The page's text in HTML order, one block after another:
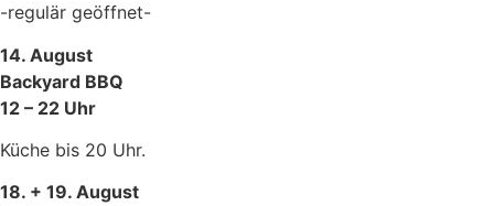
-regulär geöffnet-
14. August
Backyard BBQ
12 – 22 Uhr
Küche bis 20 Uhr.
18. + 19. August